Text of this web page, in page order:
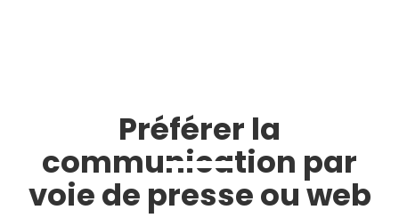
Préférer la
communication par
voie de presse ou web